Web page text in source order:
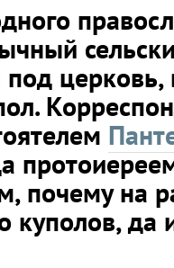
церковь,
почему на
куполов, да